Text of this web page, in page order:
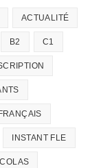
ACTUALITÉ
B2 C1
FRANÇAIS
INSTANT FLE